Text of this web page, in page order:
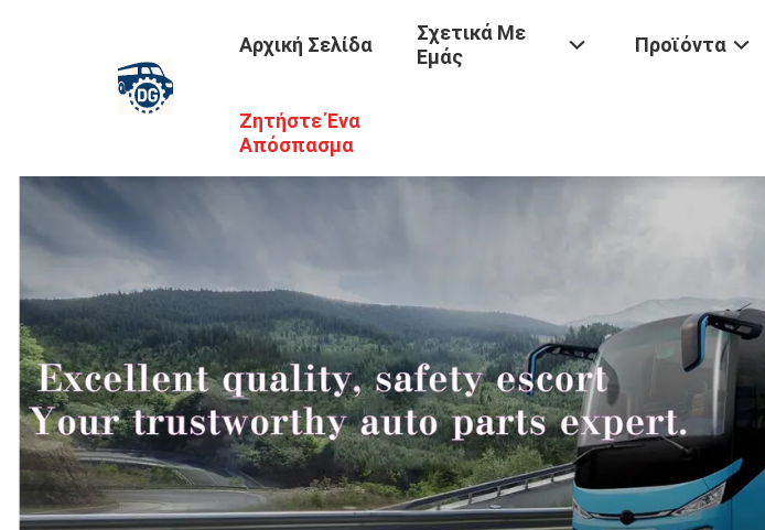
Αρχική Σελίδα
Σχετικά Με
Εμάς
Προϊόντα
Ζητήστε Ένα
Απόσπασμα